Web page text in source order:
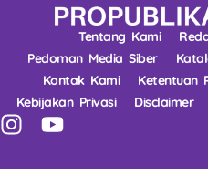
Tentang Kami
Pedoman Media Siber
Kontak Kami
Ketentuan
Kebijakan Privasi
Disclaimer